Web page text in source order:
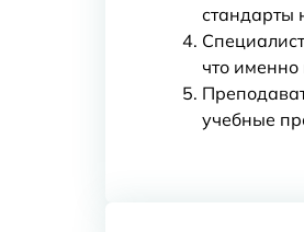
стандарты
что
учебные